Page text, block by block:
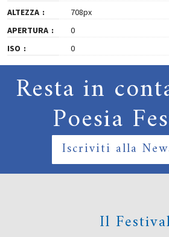
ALTEZZA
708px
APERTURA
0
ISO
0
Resta in
Poesia
Iscriviti alla
Il